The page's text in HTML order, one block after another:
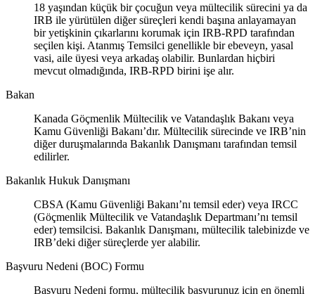
18 yaşından küçük bir çocuğun veya mültecilik sürecini ya da
IRB ile yürütülen diğer süreçleri kendi başına anlayamayan
bir yetişkinin çıkarlarını korumak için IRB-RPD tarafından
seçilen kişi. Atanmış Temsilci genellikle bir ebeveyn, yasal
vasi, aile üyesi veya arkadaş olabilir. Bunlardan hiçbiri
mevcut olmadığında, IRB-RPD birini işe alır.
Bakan
Kanada Göçmenlik Mültecilik ve Vatandaşlık Bakanı veya
Kamu Güvenliği Bakanı’dır. Mültecilik sürecinde ve IRB’nin
diğer duruşmalarında Bakanlık Danışmanı tarafından temsil
edilirler.
Bakanlık Hukuk Danışmanı
CBSA (Kamu Güvenliği Bakanı’nı temsil eder) veya IRCC
(Göçmenlik Mültecilik ve Vatandaşlık Departmanı’nı temsil
eder) temsilcisi. Bakanlık Danışmanı, mültecilik talebinizde ve
IRB’deki diğer süreçlerde yer alabilir.
Başvuru Nedeni (BOC) Formu
Başvuru Nedeni formu, mültecilik başvurunuz için en önemli